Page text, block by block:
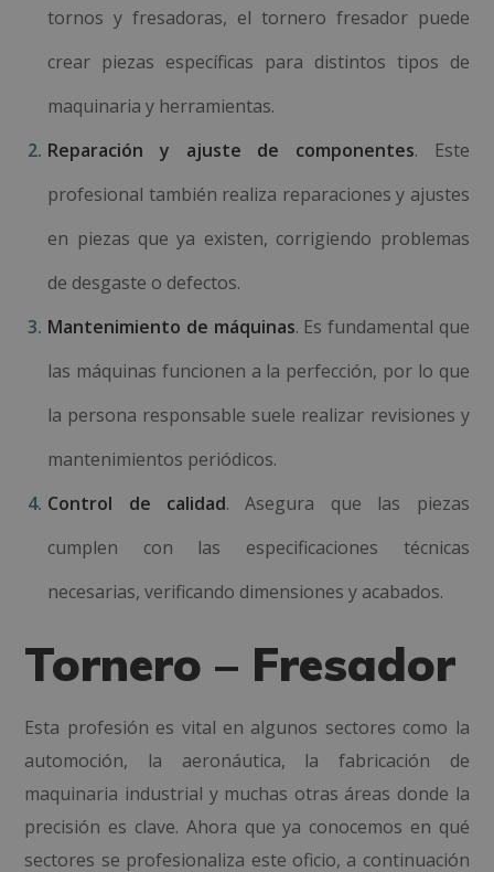
tornos y fresadoras, el tornero fresador puede
crear piezas específicas para distintos tipos de
maquinaria y herramientas.
Reparación y ajuste de componentes. Este
profesional también realiza reparaciones y ajustes
en piezas que ya existen, corrigiendo problemas
de desgaste o defectos.
Mantenimiento de máquinas. Es fundamental que
las máquinas funcionen a la perfección, por lo que
la persona responsable suele realizar revisiones y
mantenimientos periódicos.
Control de calidad. Asegura que las piezas
cumplen con las especificaciones técnicas
necesarias, verificando dimensiones y acabados.
Tornero – Fresador
Esta profesión es vital en algunos sectores como la
automoción, la aeronáutica, la fabricación de
maquinaria industrial y muchas otras áreas donde la
precisión es clave. Ahora que ya conocemos en qué
sectores se profesionaliza este oficio, a continuación